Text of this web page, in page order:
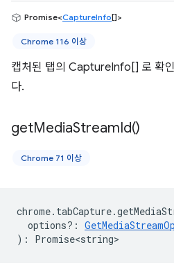
Promise<CaptureInfo[]>
Chrome 116 이상
캡처된 탭의 CaptureInfo[] 로 확
다.
getMediaStreamId()
Chrome 71 이상
chrome. tabCapture.
options? :
) : Promise<string>